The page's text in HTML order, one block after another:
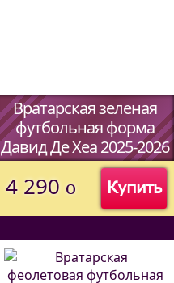
Вратарская зеленая
футбольная форма
Давид Де Хеа 2025-2026
Купить
4 290 o